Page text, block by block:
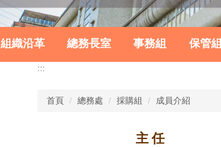
組織沿革 總務長室 事務組 保管組
:::
首頁 總務處 採購組 成員介紹
主 任